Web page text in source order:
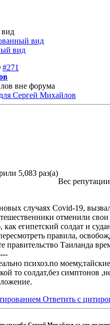
вид
вид
#271
5,083 раз(а)
Вес репутации
случаях Covid-19,
отменили
как египетский солдат и
правила,
правительство Таиланда
психоз.по
то солдат,без симптонов
Ответить с